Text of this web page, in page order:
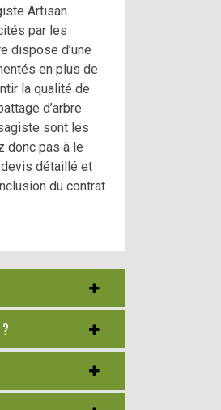
Artisan
par les
dispose d’une
en plus de
la qualité de
d’arbre
sont les
donc pas à le
détaillé et
du contrat